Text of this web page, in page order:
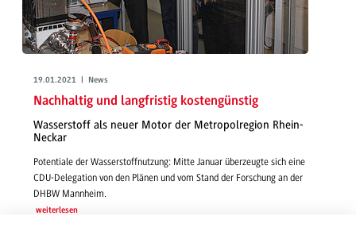
19.01.2021 | News
Nachhaltig und langfristig kostengünstig
Wasserstoff als neuer Motor der Metropolregion Rhein-
Neckar
Potentiale der Wasserstoffnutzung: Mitte Januar überzeugte sich eine
CDU-Delegation von den Plänen und vom Stand der Forschung an der
DHBW Mannheim.
weiterlesen